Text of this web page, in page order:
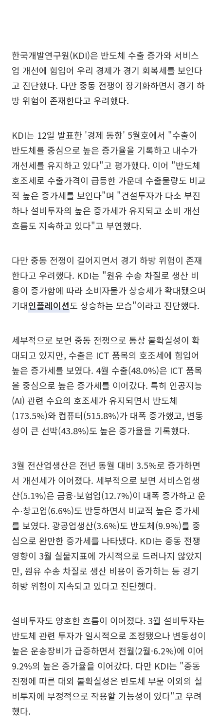
한국개발연구원(KDI)은 반도체 수출 증가와 서비스
업 개선에 힘입어 우리 경제가 경기 회복세를 보인다
고 진단했다. 다만 중동 전쟁이 장기화하면서 경기 하
방 위험이 존재한다고 우려했다.
KDI는 12일 발표한 '경제 동향' 5월호에서 "수출이
반도체를 중심으로 높은 증가율을 기록하고 내수가
개선세를 유지하고 있다"고 평가했다. 이어 "반도체
호조세로 수출가격이 급등한 가운데 수출물량도 비교
적 높은 증가세를 보인다"며 "건설투자가 다소 부진
하나 설비투자의 높은 증가세가 유지되고 소비 개선
흐름도 지속하고 있다"고 부연했다.
다만 중동 전쟁이 길어지면서 경기 하방 위험이 존재
한다고 우려했다. KDI는 "원유 수송 차질로 생산 비
용이 증가함에 따라 소비자물가 상승세가 확대됐으며
기대인플레이션도 상승하는 모습"이라고 진단했다.
세부적으로 보면 중동 전쟁으로 통상 불확실성이 확
대되고 있지만, 수출은 ICT 품목의 호조세에 힘입어
높은 증가세를 보였다. 4월 수출(48.0%)은 ICT 품목
을 중심으로 높은 증가세를 이어갔다. 특히 인공지능
(AI) 관련 수요의 호조세가 유지되면서 반도체
(173.5%)와 컴퓨터(515.8%)가 대폭 증가했고, 변동
성이 큰 선박(43.8%)도 높은 증가율을 기록했다.
3월 전산업생산은 전년 동월 대비 3.5%로 증가하면
서 개선세가 이어졌다. 세부적으로 보면 서비스업생
산(5.1%)은 금융⋅보험업(12.7%)이 대폭 증가하고 운
수⋅창고업(6.6%)도 반등하면서 비교적 높은 증가세
를 보였다. 광공업생산(3.6%)도 반도체(9.9%)를 중
심으로 완만한 증가세를 나타냈다. KDI는 중동 전쟁
영향이 3월 실물지표에 가시적으로 드러나지 않았지
만, 원유 수송 차질로 생산 비용이 증가하는 등 경기
하방 위험이 지속되고 있다고 진단했다.
설비투자도 양호한 흐름이 이어졌다. 3월 설비투자는
반도체 관련 투자가 일시적으로 조정됐으나 변동성이
높은 운송장비가 급증하면서 전월(2월·6.2%)에 이어
9.2%의 높은 증가율을 이어갔다. 다만 KDI는 "중동
전쟁에 따른 대외 불확실성은 반도체 부문 이외의 설
비투자에 부정적으로 작용할 가능성이 있다"고 우려
했다.